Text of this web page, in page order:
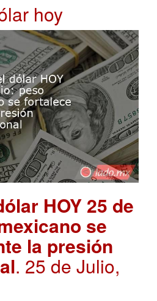
hoy
HOY 25 de
se
la presión
. 25 de Julio,